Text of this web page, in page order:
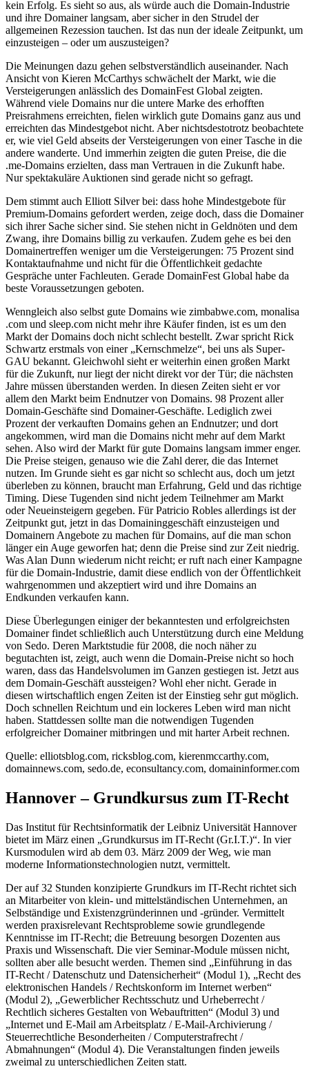
kein Erfolg. Es sieht so aus, als würde auch die Domain-Industrie
und ihre Domainer langsam, aber sicher in den Strudel der
allgemeinen Rezession tauchen. Ist das nun der ideale Zeitpunkt, um
einzusteigen – oder um auszusteigen?
Die Meinungen dazu gehen selbstverständlich auseinander. Nach
Ansicht von Kieren McCarthys schwächelt der Markt, wie die
Versteigerungen anlässlich des DomainFest Global zeigten.
Während viele Domains nur die untere Marke des erhofften
Preisrahmens erreichten, fielen wirklich gute Domains ganz aus und
erreichten das Mindestgebot nicht. Aber nichtsdestotrotz beobachtete
er, wie viel Geld abseits der Versteigerungen von einer Tasche in die
andere wanderte. Und immerhin zeigten die guten Preise, die die
.me-Domains erzielten, dass man Vertrauen in die Zukunft habe.
Nur spektakuläre Auktionen sind gerade nicht so gefragt.
Dem stimmt auch Elliott Silver bei: dass hohe Mindestgebote für
Premium-Domains gefordert werden, zeige doch, dass die Domainer
sich ihrer Sache sicher sind. Sie stehen nicht in Geldnöten und dem
Zwang, ihre Domains billig zu verkaufen. Zudem gehe es bei den
Domainertreffen weniger um die Versteigerungen: 75 Prozent sind
Kontaktaufnahme und nicht für die Öffentlichkeit gedachte
Gespräche unter Fachleuten. Gerade DomainFest Global habe da
beste Voraussetzungen geboten.
Wenngleich also selbst gute Domains wie zimbabwe.com, monalisa
.com und sleep.com nicht mehr ihre Käufer finden, ist es um den
Markt der Domains doch nicht schlecht bestellt. Zwar spricht Rick
Schwartz erstmals von einer „Kernschmelze“, bei uns als Super-
GAU bekannt. Gleichwohl sieht er weiterhin einen großen Markt
für die Zukunft, nur liegt der nicht direkt vor der Tür; die nächsten
Jahre müssen überstanden werden. In diesen Zeiten sieht er vor
allem den Markt beim Endnutzer von Domains. 98 Prozent aller
Domain-Geschäfte sind Domainer-Geschäfte. Lediglich zwei
Prozent der verkauften Domains gehen an Endnutzer; und dort
angekommen, wird man die Domains nicht mehr auf dem Markt
sehen. Also wird der Markt für gute Domains langsam immer enger.
Die Preise steigen, genauso wie die Zahl derer, die das Internet
nutzen. Im Grunde sieht es gar nicht so schlecht aus, doch um jetzt
überleben zu können, braucht man Erfahrung, Geld und das richtige
Timing. Diese Tugenden sind nicht jedem Teilnehmer am Markt
oder Neueinsteigern gegeben. Für Patricio Robles allerdings ist der
Zeitpunkt gut, jetzt in das Domaininggeschäft einzusteigen und
Domainern Angebote zu machen für Domains, auf die man schon
länger ein Auge geworfen hat; denn die Preise sind zur Zeit niedrig.
Was Alan Dunn wiederum nicht reicht; er ruft nach einer Kampagne
für die Domain-Industrie, damit diese endlich von der Öffentlichkeit
wahrgenommen und akzeptiert wird und ihre Domains an
Endkunden verkaufen kann.
Diese Überlegungen einiger der bekanntesten und erfolgreichsten
Domainer findet schließlich auch Unterstützung durch eine Meldung
von Sedo. Deren Marktstudie für 2008, die noch näher zu
begutachten ist, zeigt, auch wenn die Domain-Preise nicht so hoch
waren, dass das Handelsvolumen im Ganzen gestiegen ist. Jetzt aus
dem Domain-Geschäft aussteigen? Wohl eher nicht. Gerade in
diesen wirtschaftlich engen Zeiten ist der Einstieg sehr gut möglich.
Doch schnellen Reichtum und ein lockeres Leben wird man nicht
haben. Stattdessen sollte man die notwendigen Tugenden
erfolgreicher Domainer mitbringen und mit harter Arbeit rechnen.
Quelle: elliotsblog.com, ricksblog.com, kierenmccarthy.com,
domainnews.com, sedo.de, econsultancy.com, domaininformer.com
Hannover – Grundkursus zum IT-Recht
Das Institut für Rechtsinformatik der Leibniz Universität Hannover
bietet im März einen „Grundkursus im IT-Recht (Gr.I.T.)“. In vier
Kursmodulen wird ab dem 03. März 2009 der Weg, wie man
moderne Informationstechnologien nutzt, vermittelt.
Der auf 32 Stunden konzipierte Grundkurs im IT-Recht richtet sich
an Mitarbeiter von klein- und mittelständischen Unternehmen, an
Selbständige und Existenzgründerinnen und -gründer. Vermittelt
werden praxisrelevant Rechtsprobleme sowie grundlegende
Kenntnisse im IT-Recht; die Betreuung besorgen Dozenten aus
Praxis und Wissenschaft. Die vier Seminar-Module müssen nicht,
sollten aber alle besucht werden. Themen sind „Einführung in das
IT-Recht / Datenschutz und Datensicherheit“ (Modul 1), „Recht des
elektronischen Handels / Rechtskonform im Internet werben“
(Modul 2), „Gewerblicher Rechtsschutz und Urheberrecht /
Rechtlich sicheres Gestalten von Webauftritten“ (Modul 3) und
„Internet und E-Mail am Arbeitsplatz / E-Mail-Archivierung /
Steuerrechtliche Besonderheiten / Computerstrafrecht /
Abmahnungen“ (Modul 4). Die Veranstaltungen finden jeweils
zweimal zu unterschiedlichen Zeiten statt.